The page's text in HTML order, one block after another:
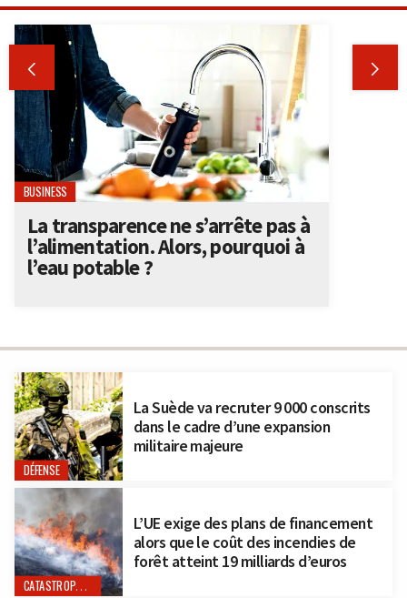
DÉFENSE
La Suède va recruter 9 000 conscrits
dans le cadre d’une expansion
militaire majeure
CATASTROPHES NATURELLES
L’UE exige des plans de financement
alors que le coût des incendies de
forêt atteint 19 milliards d’euros
 
BUSINESS
La transparence ne s’arrête pas à
l’alimentation. Alors, pourquoi à
l’eau potable ?